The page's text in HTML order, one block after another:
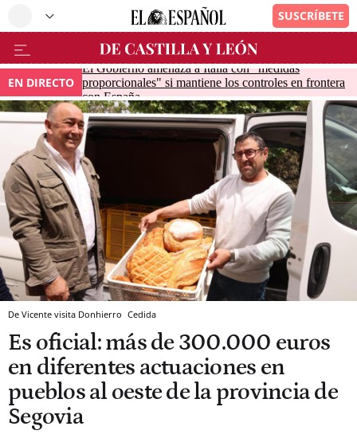
EN DIRECTO
El Gobierno amenaza a Italia con "medidas
proporcionales" si mantiene los controles en frontera
con España
De Vicente visita Donhierro Cedida
Es oficial: más de 300.000 euros
en diferentes actuaciones en
pueblos al oeste de la provincia de
Segovia